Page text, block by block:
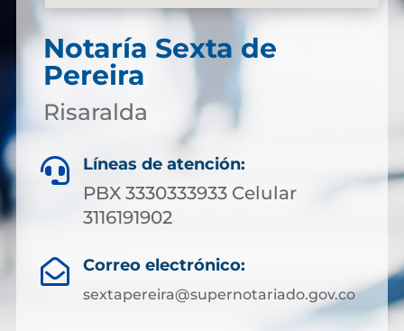
Notaría Sexta de
Pereira
Risaralda
 Líneas de atención:
PBX 3330333933 Celular
3116191902
 Correo electrónico:
sextapereira@supernotariado.gov.co